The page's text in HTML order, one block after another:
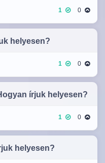
1 0
helyesen?
1 0
írjuk helyesen?
1 0
helyesen?